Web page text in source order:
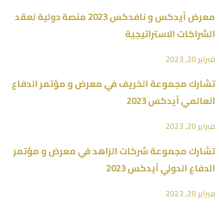
معرض آيدكس و نافدكس 2023 منصة دولية لعقد
الشراكات الاستراتيجية
فبراير 20, 2023
تشارك مجموعة الخريف في معرض و مؤتمر الدفاع
العالمي آيدكس 2023
فبراير 20, 2023
تشارك مجموعة شركات الزاهد في معرض و مؤتمر
الدفاع الدولي آيدكس 2023
فبراير 20, 2023